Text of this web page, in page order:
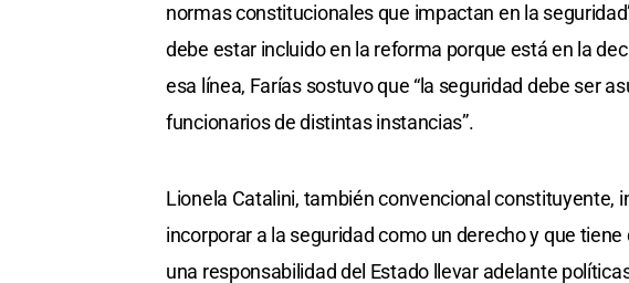
normas constitucionales que impactan en la
debe estar incluido en la reforma porque está en la
esa línea, Farías sostuvo que “la seguridad debe ser
funcionarios de distintas instancias”.
Lionela Catalini, también convencional constituyente,
incorporar a la seguridad como un derecho y que
una responsabilidad del Estado llevar adelante